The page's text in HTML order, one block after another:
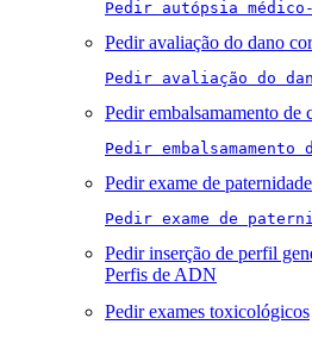
Pedir autópsia
Pedir avaliação do dano
Pedir avaliação do
Pedir embalsamamento de
Pedir
Pedir exame de paternidade
Pedir exame de
Pedir inserção de perfil
Perfis de ADN
Pedir exames toxicológicos